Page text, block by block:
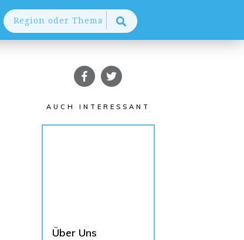
AUCH INTERESSANT
Über Uns